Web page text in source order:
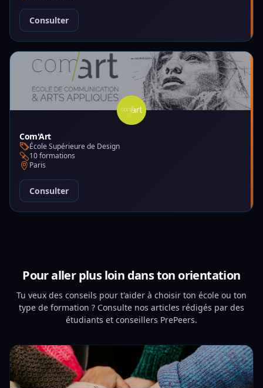
Consulter
Com'Art
École Supérieure de Design
10 formations
Paris
Consulter
Pour aller plus loin dans ton orientation
Tu veux des conseils pour t'aider à choisir ton école ou ton
type de formation ? Consulte nos articles rédigés par des
étudiants et conseillers PrePeers.